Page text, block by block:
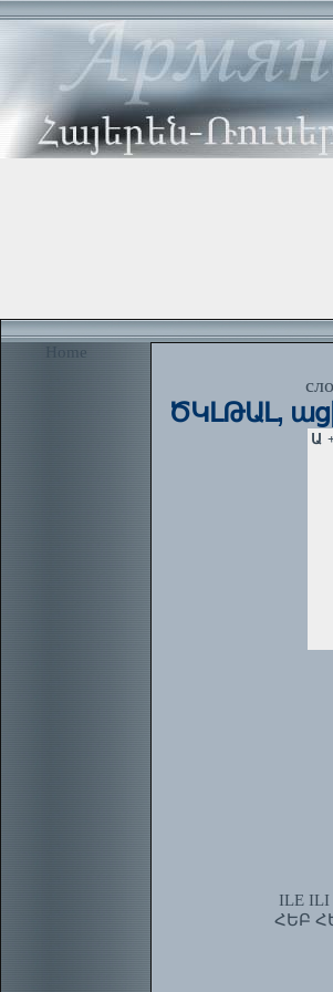
Home
ԾԿԼԹԱԼ, ացի
ILE ILI
ՀԵԲ